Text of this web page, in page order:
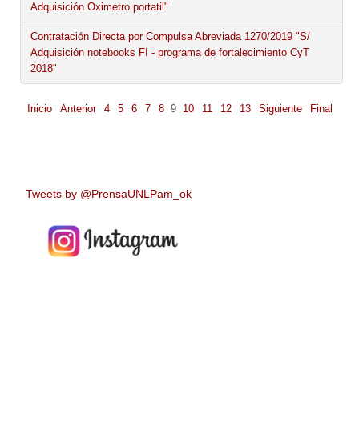
Adquisición Oximetro portatil"
Contratación Directa por Compulsa Abreviada 1270/2019 "S/
Adquisición notebooks FI - programa de fortalecimiento CyT
2018"
Inicio Anterior 4 5 6 7 8 9 10 11 12 13 Siguiente Final
Tweets by @PrensaUNLPam_ok